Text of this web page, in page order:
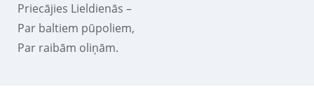
Priecājies Lieldienās –
Par baltiem pūpoliem,
Par raibām oliņām.